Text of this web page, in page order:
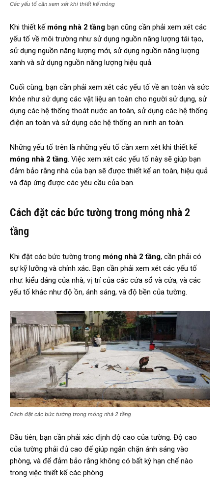
Các yếu tố cần xem xét khi thiết kế móng
Khi thiết kế móng nhà 2 tầng bạn cũng cần phải xem xét các
yếu tố về môi trường như sử dụng nguồn năng lượng tái tạo,
sử dụng nguồn năng lượng mới, sử dụng nguồn năng lượng
xanh và sử dụng nguồn năng lượng hiệu quả.
Cuối cùng, bạn cần phải xem xét các yếu tố về an toàn và sức
khỏe như sử dụng các vật liệu an toàn cho người sử dụng, sử
dụng các hệ thống thoát nước an toàn, sử dụng các hệ thống
điện an toàn và sử dụng các hệ thống an ninh an toàn.
Những yếu tố trên là những yếu tố cần xem xét khi thiết kế
móng nhà 2 tầng. Việc xem xét các yếu tố này sẽ giúp bạn
đảm bảo rằng nhà của bạn sẽ được thiết kế an toàn, hiệu quả
và đáp ứng được các yêu cầu của bạn.
Cách đặt các bức tường trong móng nhà 2
tầng
Khi đặt các bức tường trong móng nhà 2 tầng, cần phải có
sự kỹ lưỡng và chính xác. Bạn cần phải xem xét các yếu tố
như: kiểu dáng của nhà, vị trí của các cửa sổ và cửa, và các
yếu tố khác như độ ồn, ánh sáng, và độ bền của tường.
Cách đặt các bức tường trong móng nhà 2 tầng
Đầu tiên, bạn cần phải xác định độ cao của tường. Độ cao
của tường phải đủ cao để giúp ngăn chặn ánh sáng vào
phòng, và để đảm bảo rằng không có bất kỳ hạn chế nào
trong việc thiết kế các phòng.